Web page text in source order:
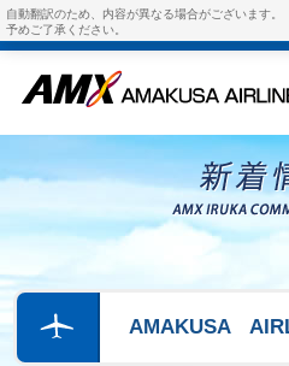
自動翻訳のため、内容が異なる場合がございます。
予めご了承ください。
AMAKUSA